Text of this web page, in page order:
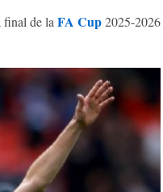
final de la FA Cup2025-2026